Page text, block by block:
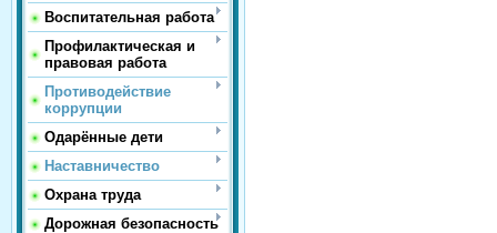
Воспитательная работа
Профилактическая и
правовая работа
Противодействие
коррупции
Одарённые дети
Наставничество
Охрана труда
Дорожная безопасность